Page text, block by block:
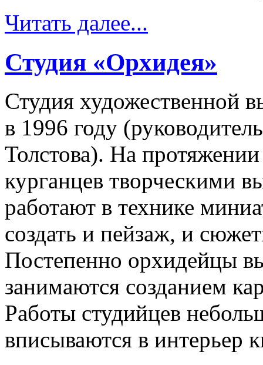
Читать далее...
Студия «Орхидея»
Студия художественной
в 1996 году
Толстова). На
курганцев творческими
работают в технике
создать и пейзаж, и
Постепенно орхидейцы
занимаются созданием
Работы студийцев
вписываются в интерьер